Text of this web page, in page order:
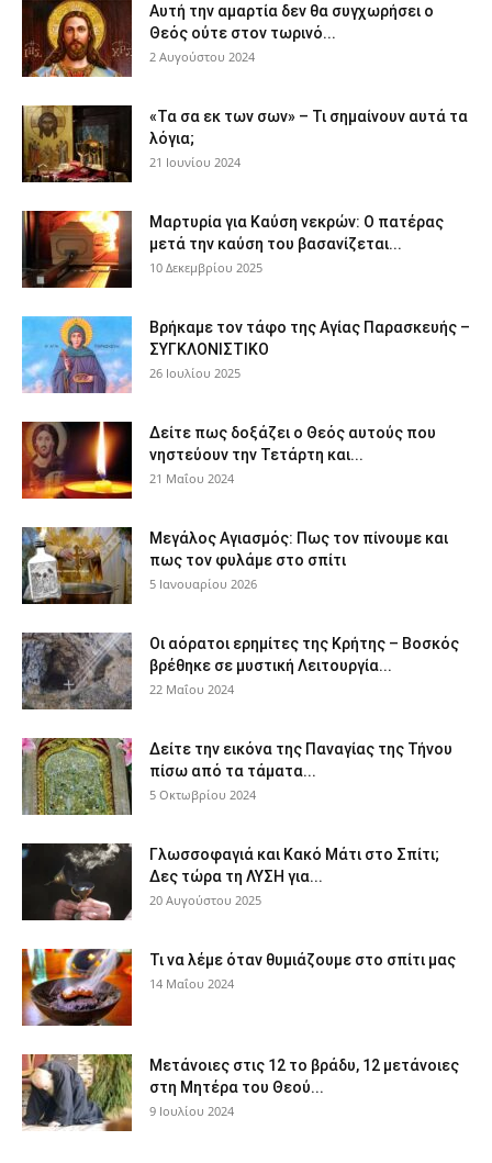
Αυτή την αμαρτία δεν θα συγχωρήσει ο
Θεός ούτε στον τωρινό...
2 Αυγούστου 2024
«Τα σα εκ των σων» – Τι σημαίνουν αυτά τα
λόγια;
21 Ιουνίου 2024
Μαρτυρία για Καύση νεκρών: Ο πατέρας
μετά την καύση του βασανίζεται...
10 Δεκεμβρίου 2025
Βρήκαμε τον τάφο της Αγίας Παρασκευής –
ΣΥΓΚΛΟΝΙΣΤΙΚΟ
26 Ιουλίου 2025
Δείτε πως δοξάζει ο Θεός αυτούς που
νηστεύουν την Τετάρτη και...
21 Μαΐου 2024
Μεγάλος Αγιασμός: Πως τον πίνουμε και
πως τον φυλάμε στο σπίτι
5 Ιανουαρίου 2026
Οι αόρατοι ερημίτες της Κρήτης – Βοσκός
βρέθηκε σε μυστική Λειτουργία...
22 Μαΐου 2024
Δείτε την εικόνα της Παναγίας της Τήνου
πίσω από τα τάματα...
5 Οκτωβρίου 2024
Γλωσσοφαγιά και Κακό Μάτι στο Σπίτι;
Δες τώρα τη ΛΥΣΗ για...
20 Αυγούστου 2025
Τι να λέμε όταν θυμιάζουμε στο σπίτι μας
14 Μαΐου 2024
Μετάνοιες στις 12 το βράδυ, 12 μετάνοιες
στη Μητέρα του Θεού...
9 Ιουλίου 2024